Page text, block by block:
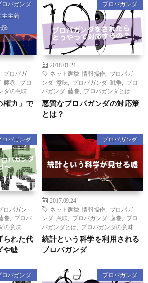
ロパガンダ
主主義
脳
プロパガ
藤巻
プロ
ダの意味
権力」で
プロパガンダ
2018.01.21
ネット選挙 情報操作
プロパガ
ンダ 意味
プロパガンダ 戦争
プロ
パガンダ 藤巻
プロパガンダとは
悪質なプロパガンダの対応策
とは？
ロパガンダ
ロパガン
巻
プロパ
の意味
られた代
や嘘
プロパガンダ
2017.09.24
ネット選挙 情報操作
プロパガ
ンダ 意味
プロパガンダ 藤巻
プロ
パガンダとは
プロパガンダの意味
統計という科学を利用される
プロパガンダ
ロパガンダ プロパガンダ